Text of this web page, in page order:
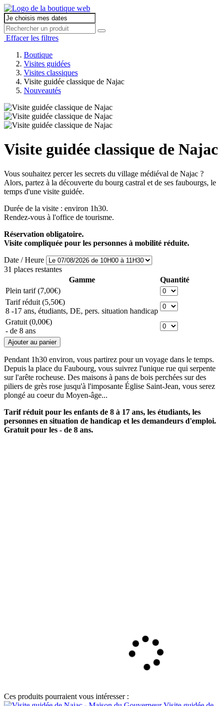
Effacer les filtres
Boutique
Visites guidées
Visites classiques
Visite guidée classique de Najac
Nouveautés
Visite guidée classique de Najac
Vous souhaitez percer les secrets du village médiéval de Najac ?
Alors, partez à la découverte du bourg castral et de ses faubourgs, le
temps d'une visite guidée.
Durée de la visite : environ 1h30.
Rendez-vous à l'office de tourisme.
Réservation obligatoire.
Visite compliquée pour les personnes à mobilité réduite.
Date / Heure
31 places restantes
Gamme
Quantité
Plein tarif(7,00€)
Tarif réduit (5,50€)
8 -17 ans, étudiants, DE, pers. situation handicap
Gratuit (0,00€)
- de 8 ans
Pendant 1h30 environ, vous partirez pour un voyage dans le temps.
Depuis la place du Faubourg, vous suivrez l'unique rue qui serpente
sur l'arête rocheuse. Des maisons à pans de bois perchées sur des
piliers de grès rose jusqu'à l'imposante Église Saint-Jean, vous serez
plongé au coeur du Moyen-âge...
Tarif réduit pour les enfants de 8 à 17 ans, les étudiants, les
personnes en situation de handicap et les demandeurs d'emploi.
Gratuit pour les - de 8 ans.
Ces produits pourraient vous intéresser :